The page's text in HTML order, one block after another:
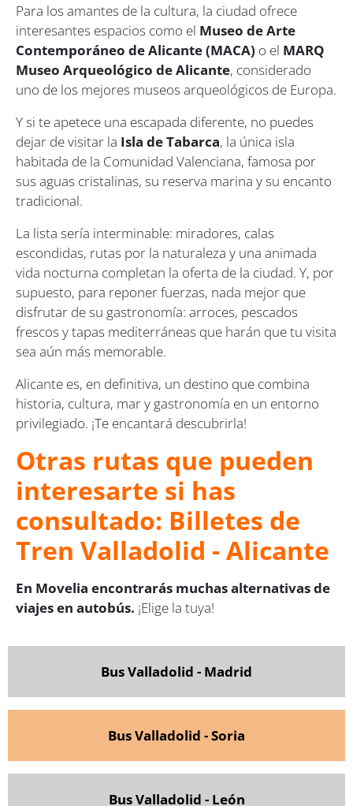
Para los amantes de la cultura, la ciudad ofrece
interesantes espacios como el Museo de Arte
Contemporáneo de Alicante (MACA) o el MARQ
Museo Arqueológico de Alicante, considerado
uno de los mejores museos arqueológicos de Europa.
Y si te apetece una escapada diferente, no puedes
dejar de visitar la Isla de Tabarca, la única isla
habitada de la Comunidad Valenciana, famosa por
sus aguas cristalinas, su reserva marina y su encanto
tradicional.
La lista sería interminable: miradores, calas
escondidas, rutas por la naturaleza y una animada
vida nocturna completan la oferta de la ciudad. Y, por
supuesto, para reponer fuerzas, nada mejor que
disfrutar de su gastronomía: arroces, pescados
frescos y tapas mediterráneas que harán que tu visita
sea aún más memorable.
Alicante es, en definitiva, un destino que combina
historia, cultura, mar y gastronomía en un entorno
privilegiado. ¡Te encantará descubrirla!
Otras rutas que pueden
interesarte si has
consultado: Billetes de
Tren Valladolid - Alicante
En Movelia encontrarás muchas alternativas de
viajes en autobús. ¡Elige la tuya!
Bus Valladolid - Madrid
Bus Valladolid - Soria
Bus Valladolid - León